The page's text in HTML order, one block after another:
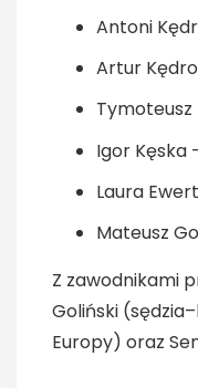
Antoni
Artur
Tymoteusz
Igor Kęska
Laura
Mateusz
Z zawodnikami
Goliński
Europy) oraz